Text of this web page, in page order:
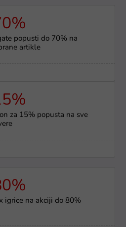
popusti do 70% na
artikle
za 15% popusta na sve
igrice na akciji do 80%